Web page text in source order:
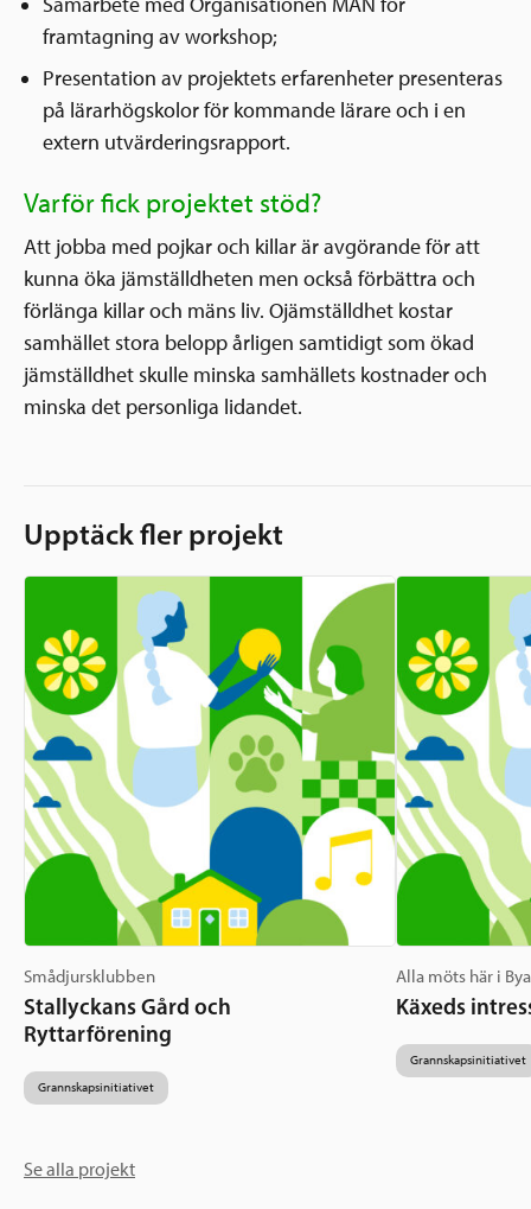
framtagning av workshop;
Presentation av projektets erfarenheter presenteras
på lärarhögskolor för kommande lärare och i en
extern utvärderingsrapport.
Varför fick projektet stöd?
Att jobba med pojkar och killar är avgörande för att
kunna öka jämställdheten men också förbättra och
förlänga killar och mäns liv. Ojämställdhet kostar
samhället stora belopp årligen samtidigt som ökad
jämställdhet skulle minska samhällets kostnader och
minska det personliga lidandet.
Upptäck fler projekt
Smådjursklubben
Stallyckans Gård och
Ryttarförening
Grannskapsinitiativet
Alla möts här i
Käxeds
Grannskapsinitiativet
Se alla projekt